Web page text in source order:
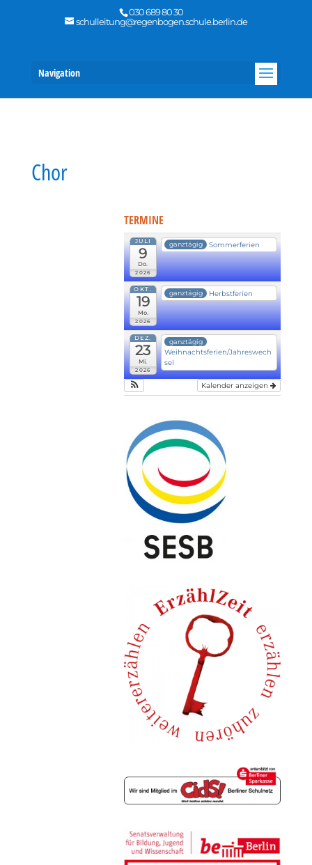
030 689 80 30
schulleitung@regenbogen.schule.berlin.de
Navigation
Chor
TERMINE
JULI
9
Do.
2026
ganztägig Sommerferien
OKT.
19
Mo.
2026
ganztägig Herbstferien
DEZ.
23
Mi.
2026
ganztägig
Weihnachtsferien/Jahreswech
sel
Kalender anzeigen